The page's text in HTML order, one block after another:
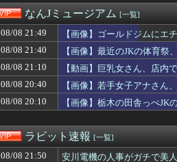
【画像】清楚系女優、波留のギャル時代
【愕然】孤独死した男性のブログ『最期
【わかる】キモおやじに顔面ベロベロ舐
人気av女優は大半がマン毛ぼーぼーだった
【困惑】シャングリラフロンティアって
【疑問】葬式←まぁわかる 四十九日←い
【画像】キャミイの最新フィギュア
【画像】20年前のAV、キチガイすぎる
ショートスリーパー、誹謗中傷を受けて
【画像】加工なしのローカル地下アイド
【悲報】休日BBQ上司さん「ワイくん！
【画像】温泉の中でこれやる奴ｗｗｗｗ
なんJミュージアム [一覧]
08/08 21:49
【画像】ゴールドジムにエ
08/08 21:40
【画像】最近のJKの体育
08/08 21:10
【動画】巨乳女さん、店内
08/08 20:40
【画像】若手女子アナさん
08/08 20:10
【画像】栃木の田舎っぺ
ラビット速報 [一覧]
08/08 21:50
安川電機の人事がガチで美